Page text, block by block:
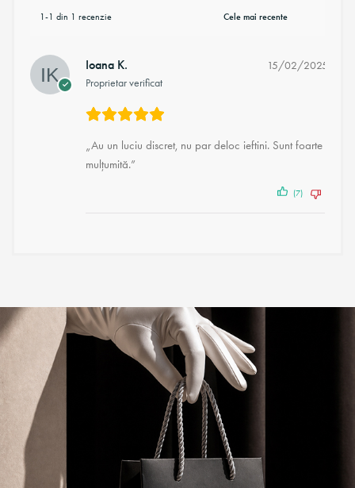
1-1 din 1 recenzie
Ioana K.
Proprietar verificat
15/02/2025
„Au un luciu discret, nu par deloc ieftini. Sunt foarte
mulțumită.”
(7)